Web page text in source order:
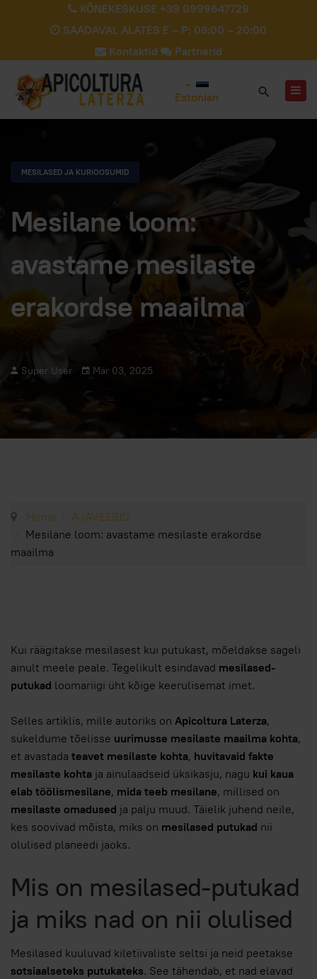
KÕNEKESKUSE +39 0999647729
SAADAVAL ALATES E – P: 08:00 – 20:00
Kontaktid
Partnerid
Estonian
MESILASED JA KURIOOSUMID
Mesilane loom:
avastame mesilaste
erakordse maailma
Super User Mär 03, 2025
Home
AJAVEEBID
Mesilane loom: avastame mesilaste erakordse
maailma
Kui räägitakse mesilasest kui putukast, mõeldakse sageli
ainult meele peale. Tegelikult esindavad mesilased-
putukad loomariigi üht kõige keerulisemat imet.
Selles artiklis, mille autoriks on Apicoltura Laterza,
sukeldume tõelisse uurimusse mesilaste maailma kohta,
et avastada teavet mesilaste kohta, huvitavaid fakte
mesilaste kohta ja ainulaadseid üksikasju, nagu kui kaua
elab töölismesilane, mida teeb mesilane, millised on
mesilaste omadused ja palju muud. Täielik juhend neile,
kes soovivad mõista, miks on mesilased putukad nii
olulised planeedi jaoks.
Mis on mesilased-putukad
ja miks nad on nii olulised
Mesilased kuuluvad kiletiivaliste seltsi ja neid peetakse
sotsiaalseteks putukateks. See tähendab, et nad elavad